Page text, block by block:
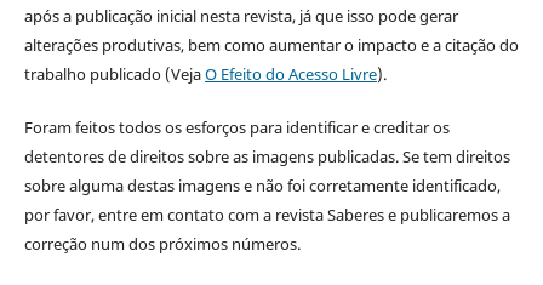
após a publicação inicial nesta revista, já que isso pode gerar
alterações produtivas, bem como aumentar o impacto e a citação do
trabalho publicado (VejaO Efeito do Acesso Livre).
Foram feitos todos os esforços para identificar e creditar os
detentores de direitos sobre as imagens publicadas. Se tem direitos
sobre alguma destas imagens e não foi corretamente identificado,
por favor, entre em contato com a revista Saberes e publicaremos a
correção num dos próximos números.